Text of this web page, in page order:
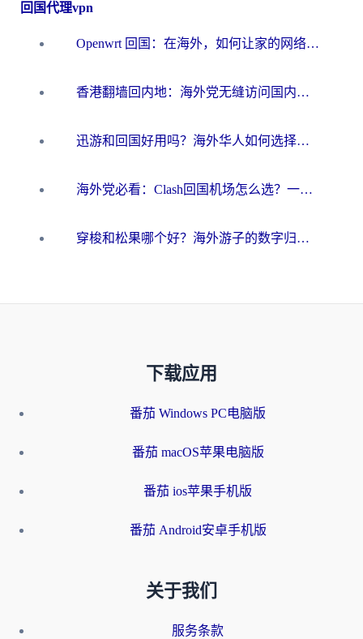
回国代理vpn
Openwrt 回国：在海外，如何让家的网络触手可及
香港翻墙回内地：海外党无缝访问国内资源的加速器选择全攻略
迅游和回国好用吗？海外华人如何选择靠谱的回国加速器
海外党必看：Clash回国机场怎么选？一篇搞定无缝访问国内资源的全攻略
穿梭和松果哪个好？海外游子的数字归乡路，到底该怎么选
下载应用
番茄 Windows PC电脑版
番茄 macOS苹果电脑版
番茄 ios苹果手机版
番茄 Android安卓手机版
关于我们
服务条款